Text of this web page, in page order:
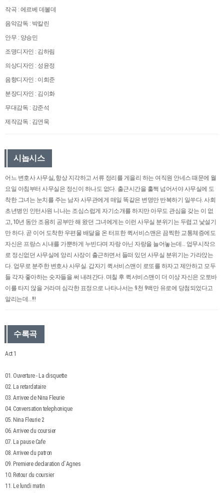
작곡 : 에르베 데볼데
음악감독 : 박칼린
안무 : 양승민
조명디자인 : 김하림
의상디자인 : 성윤정
음향디자인 : 이희준
분장디자인 : 김이화
무대감독 : 강준석
제작감독 : 김연욱
시놉시스
어느 변호사 사무실, 항상 지각하고 서류 정리를 게을리 하는 여직원 안네스 때문에 월
요일 아침부터 사무실은 정신이 하나도 없다. 출근시간을 훌쩍 넘어서야 사무실에 도
착한 그녀는 눈치를 주는 남자 사무관에게 매일 똑같은 변명만 반복하기 일쑤다. 사회
초년병인 인턴사원 니나는 조심스럽게 자기소개를 하지만 아무도 관심을 갖는 이 없
고, 10년 동안 조용히 공부만 해 왔던 그녀에게는 이런 사무실 분위기는 두렵고 낯설기
만 하다. 곧 이어 도착한 우편물 배달을 온 터프한 퀵서비스맨은 끔찍한 교통체증에도
자신은 프랑스 시내를 가뿐하게 누빈다며 자랑 아닌 자랑을 늘어놓는데… 업무시작으
로 정신없던 사무실에 앙리 사장이 출근하면서 들떠 있던 사무실 분위기는 가라앉는
다. 업무로 분주한 변호사 사무실. 갑자기 퀵서비스맨이 로또를 하자고 제안하고 모두
들 각자 좋아하는 숫자들을 써 내려간다. 며칠 후 퀵서비스맨이 더 이상 자신은 오토바
이를 타지 않을 거라며 심각한 표정으로 나타나서는 9천 9백만 유로에 당첨되었다고
알리는데...!!!
수록곡
Act 1
01. Ouverture - La disquette
02. La retardataire
03. Arrivee de Nina Fleurie
04. Conversation telephonique
05. Nina Fleurie 2
06. Arrivee du coursier
07. La pause Cafe
08. Arrivee du patron
09. Premiere declaration d`Agnes
10. Retour du coursier
11. Le lundi matin